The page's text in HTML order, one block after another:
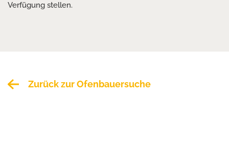
Verfügung stellen.
Zurück zur Ofenbauersuche